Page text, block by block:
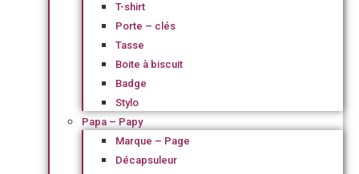
T-shirt
Porte – clés
Tasse
Boite à biscuit
Badge
Stylo
Papa – Papy
Marque – Page
Décapsuleur